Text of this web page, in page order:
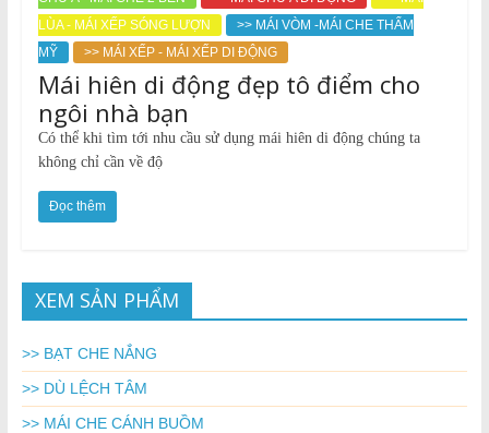
LÙA - MÁI XẾP SÓNG LƯỢN
>> MÁI VÒM -MÁI CHE THẨM
MỸ
>> MÁI XẾP - MÁI XẾP DI ĐỘNG
Mái hiên di động đẹp tô điểm cho
ngôi nhà bạn
Có thể khi tìm tới nhu cầu sử dụng mái hiên di động chúng ta
không chỉ cần về độ
Đọc thêm
XEM SẢN PHẨM
>> BẠT CHE NẮNG
>> DÙ LỆCH TÂM
>> MÁI CHE CÁNH BUỒM